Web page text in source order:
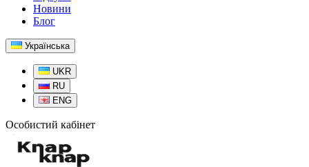
Новини
Блог
Українська
UKR
RU
ENG
Особистий кабінет